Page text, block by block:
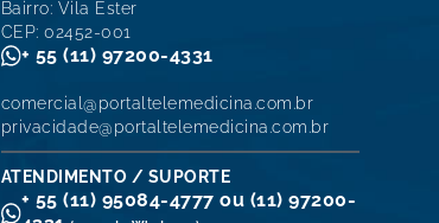
Bairro: Vila Ester
CEP: 02452-001
+ 55 (11) 97200-4331
comercial@portaltelemedicina.com.br
privacidade@portaltelemedicina.com.br
ATENDIMENTO / SUPORTE
+ 55 (11) 95084-4777 ou (11) 97200-